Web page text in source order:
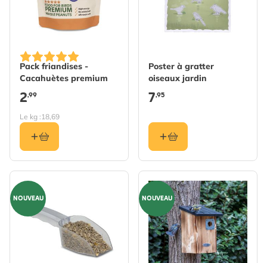
Pack friandises -
Cacahuètes premium
2,99
Le kg :18,69
Poster à gratter
oiseaux jardin
7,95
NOUVEAU NOUVEAU